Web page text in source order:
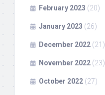
February 2023 (20)
January 2023 (26)
December 2022 (21)
November 2022 (23)
October 2022 (27)